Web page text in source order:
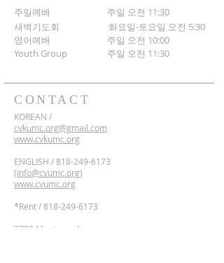
CONTACT
주일예배 주일 오전 11:30
새벽기도회
화요일-토요일 오전 5:30
영어예배 주일 오전 10:00
​Youth Group
주일 오전 11:30
KOREAN /
cvkumc.org@gmail.com
www.cvkumc.org
ENGLISH /818-249-6173
(info@cvumc.org)
www.cvumc.org
​*Rent /818-249-6173
2700 Montrose Ave,